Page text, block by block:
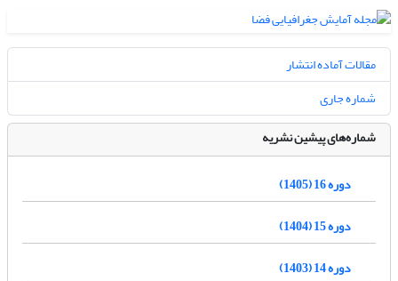
مقالات آماده انتشار
شماره جاری
شماره‌های پیشین نشریه
دوره 16 (1405)
دوره 15 (1404)
دوره 14 (1403)